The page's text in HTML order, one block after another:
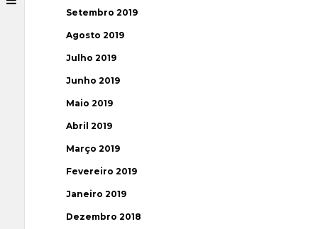
Setembro 2019
Agosto 2019
Julho 2019
Junho 2019
Maio 2019
Abril 2019
Março 2019
Fevereiro 2019
Janeiro 2019
Dezembro 2018